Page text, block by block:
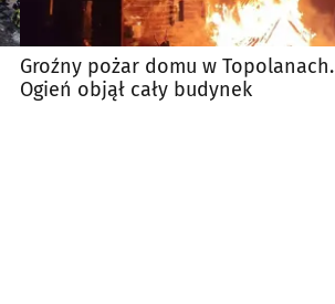
Groźny pożar domu w Topolanach.
Ogień objął cały budynek